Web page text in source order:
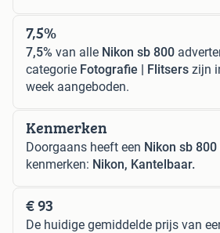
7,5%
7,5% van alle Nikon sb 800
categorie Fotografie | Flitsers zijn
week aangeboden.
Kenmerken
Doorgaans heeft een Nikon sb 800
kenmerken: Nikon, Kantelbaar.
€ 93
De huidige gemiddelde prijs van